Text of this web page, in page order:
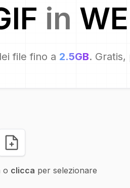
in
file fino a 2.5GB.
o clicca per selezionare